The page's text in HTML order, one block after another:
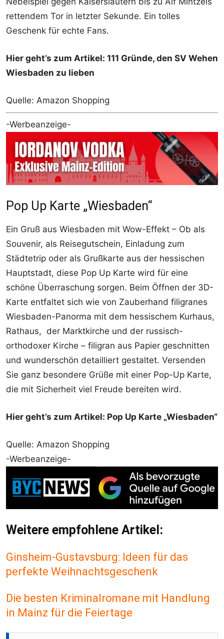
rettendem Tor in letzter Sekunde. Ein tolles
Geschenk für echte Fans.
Hier geht’s zum Artikel: 111 Gründe, den SV Wehen
Wiesbaden zu lieben
Quelle: Amazon Shopping
-Werbeanzeige-
Pop Up Karte „Wiesbaden“
Ein Gruß aus Wiesbaden mit Wow-Effekt – Ob als
Souvenir, als Reisegutschein, Einladung zum
Städtetrip oder als Grußkarte aus der hessischen
Hauptstadt, diese Pop Up Karte wird für eine
schöne Überraschung sorgen. Beim Öffnen der 3D-
Karte entfaltet sich wie von Zauberhand filigranes
Wiesbaden-Panorma mit dem hessischem Kurhaus,
Rathaus, der Marktkirche und der russisch-
orthodoxer Kirche – filigran aus Papier geschnitten
und wunderschön detailliert gestaltet. Versenden
Sie ganz besondere Grüße mit einer Pop-Up Karte,
die mit Sicherheit viel Freude bereiten wird.
Hier geht’s zum Artikel: Pop Up Karte „Wiesbaden“
Quelle: Amazon Shopping
-Werbeanzeige-
Weitere empfohlene Artikel:
Ginsheim-Gustavsburg: Ideen für das
perfekte Weihnachtsgeschenk
Die besten Kriminalromane mit Handlung
in Mainz für die Feiertage